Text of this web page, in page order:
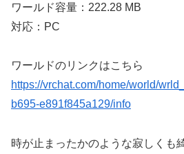
ワールド容量：222.28 MB
対応：PC
ワールドのリンクはこちら
https://vrchat.com/home/world/
b695-e891f845a129/info
時が止まったかのような寂しくも